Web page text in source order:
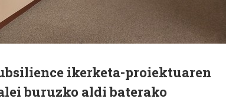
ikerketa-proiektuaren
buruzko aldi baterako